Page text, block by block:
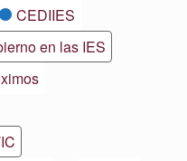
CEDIIES
en las IES